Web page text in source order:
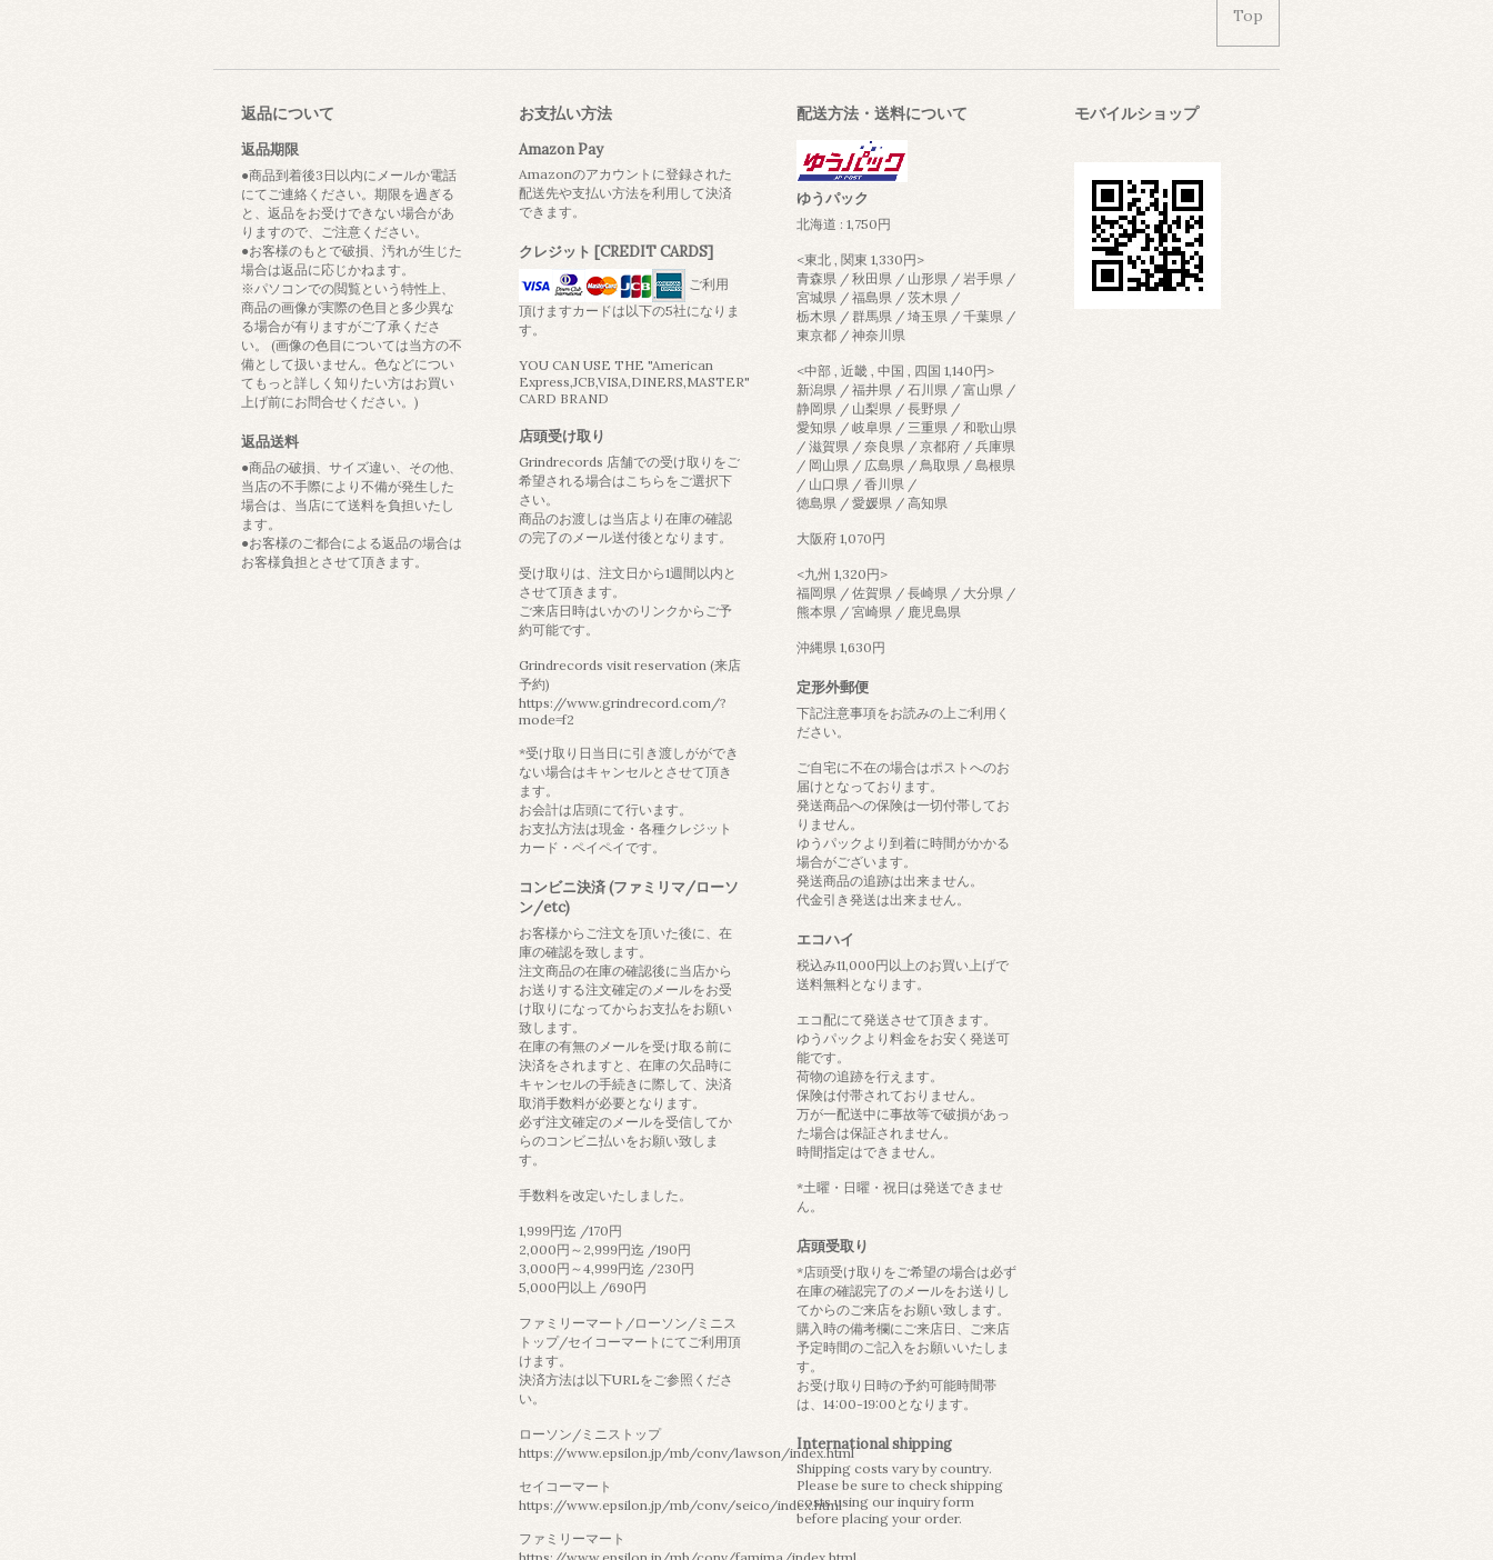
Top
返品について
返品期限
●商品到着後3日以内にメールか電話
にてご連絡ください。期限を過ぎる
と、返品をお受けできない場合があ
りますので、ご注意ください。
●お客様のもとで破損、汚れが生じた
場合は返品に応じかねます。
※パソコンでの閲覧という特性上、
商品の画像が実際の色目と多少異な
る場合が有りますがご了承くださ
い。 (画像の色目については当方の不
備として扱いません。色などについ
てもっと詳しく知りたい方はお買い
上げ前にお問合せください。)
返品送料
●商品の破損、サイズ違い、その他、
当店の不手際により不備が発生した
場合は、当店にて送料を負担いたし
ます。
●お客様のご都合による返品の場合は
お客様負担とさせて頂きます。
お支払い方法
Amazon Pay
Amazonのアカウントに登録された
配送先や支払い方法を利用して決済
できます。
クレジット [CREDIT CARDS]
ご利用
頂けますカードは以下の5社になりま
す。
YOU CAN USE THE "American
Express,JCB,VISA,DINERS,MASTER"
CARD BRAND
店頭受け取り
Grindrecords 店舗での受け取りをご
希望される場合はこちらをご選択下
さい。
商品のお渡しは当店より在庫の確認
の完了のメール送付後となります。
受け取りは、注文日から1週間以内と
させて頂きます。
ご来店日時はいかのリンクからご予
約可能です。
Grindrecords visit reservation (来店
予約)
https://www.grindrecord.com/?
mode=f2
*受け取り日当日に引き渡しがができ
ない場合はキャンセルとさせて頂き
ます。
お会計は店頭にて行います。
お支払方法は現金・各種クレジット
カード・ペイペイです。
コンビニ決済 (ファミリマ/ローソ
ン/etc)
お客様からご注文を頂いた後に、在
庫の確認を致します。
注文商品の在庫の確認後に当店から
お送りする注文確定のメールをお受
け取りになってからお支払をお願い
致します。
在庫の有無のメールを受け取る前に
決済をされますと、在庫の欠品時に
キャンセルの手続きに際して、決済
取消手数料が必要となります。
必ず注文確定のメールを受信してか
らのコンビニ払いをお願い致しま
す。
手数料を改定いたしました。
1,999円迄 /170円
2,000円～2,999円迄 /190円
3,000円～4,999円迄 /230円
5,000円以上 /690円
ファミリーマート/ローソン/ミニス
トップ/セイコーマートにてご利用頂
けます。
決済方法は以下URLをご参照くださ
い。
ローソン/ミニストップ
https://www.epsilon.jp/mb/conv/lawson/index.html
セイコーマート
https://www.epsilon.jp/mb/conv/seico/index.html
ファミリーマート
配送方法・送料について
ゆうパック
北海道 : 1,750円
<東北 , 関東 1,330円>
青森県 / 秋田県 / 山形県 / 岩手県 /
宮城県 / 福島県 / 茨木県 /
栃木県 / 群馬県 / 埼玉県 / 千葉県 /
東京都 / 神奈川県
<中部 , 近畿 , 中国 , 四国 1,140円>
新潟県 / 福井県 / 石川県 / 富山県 /
静岡県 / 山梨県 / 長野県 /
愛知県 / 岐阜県 / 三重県 / 和歌山県
/ 滋賀県 / 奈良県 / 京都府 / 兵庫県
/ 岡山県 / 広島県 / 鳥取県 / 島根県
/ 山口県 / 香川県 /
徳島県 / 愛媛県 / 高知県
大阪府 1,070円
<九州 1,320円>
福岡県 / 佐賀県 / 長崎県 / 大分県 /
熊本県 / 宮崎県 / 鹿児島県
沖縄県 1,630円
定形外郵便
下記注意事項をお読みの上ご利用く
ださい。
ご自宅に不在の場合はポストへのお
届けとなっております。
発送商品への保険は一切付帯してお
りません。
ゆうパックより到着に時間がかかる
場合がございます。
発送商品の追跡は出来ません。
代金引き発送は出来ません。
エコハイ
税込み11,000円以上のお買い上げで
送料無料となります。
エコ配にて発送させて頂きます。
ゆうパックより料金をお安く発送可
能です。
荷物の追跡を行えます。
保険は付帯されておりません。
万が一配送中に事故等で破損があっ
た場合は保証されません。
時間指定はできません。
*土曜・日曜・祝日は発送できませ
ん。
店頭受取り
*店頭受け取りをご希望の場合は必ず
在庫の確認完了のメールをお送りし
てからのご来店をお願い致します。
購入時の備考欄にご来店日、ご来店
予定時間のご記入をお願いいたしま
す。
お受け取り日時の予約可能時間帯
は、14:00-19:00となります。
International shipping
Shipping costs vary by country.
Please be sure to check shipping
costs using our inquiry form
before placing your order.
モバイルショップ